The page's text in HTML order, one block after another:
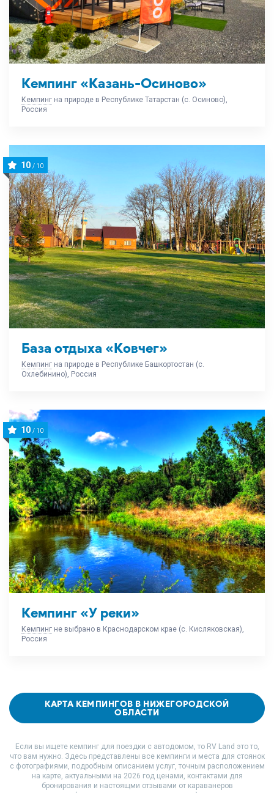
Кемпинг «Казань-Осиново»
Кемпинг на природе в Республике Татарстан (с. Осиново),
Россия
База отдыха «Ковчег»
Кемпинг на природе в Республике Башкортостан (с.
Охлебинино), Россия
10 / 10
Кемпинг «У реки»
Кемпинг не выбрано в Краснодарском крае (с. Кисляковская),
Россия
10 / 10
КАРТА КЕМПИНГОВ В НИЖЕГОРОДСКОЙ
ОБЛАСТИ
Если вы ищете кемпинг для поездки с автодомом, то RV Land это то,
что вам нужно. Здесь представлены все кемпинги и места для стоянок
с фотографиями, подробным описанием услуг, точным расположением
на карте, актуальными на 2026 год ценами, контактами для
бронирования и настоящми отзывами от караванеров